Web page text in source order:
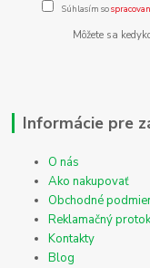
Súhlasím so
Môžete sa
Informácie pre
O nás
Ako nakupovať
Obchodné
Reklamačný
Kontakty
Blog